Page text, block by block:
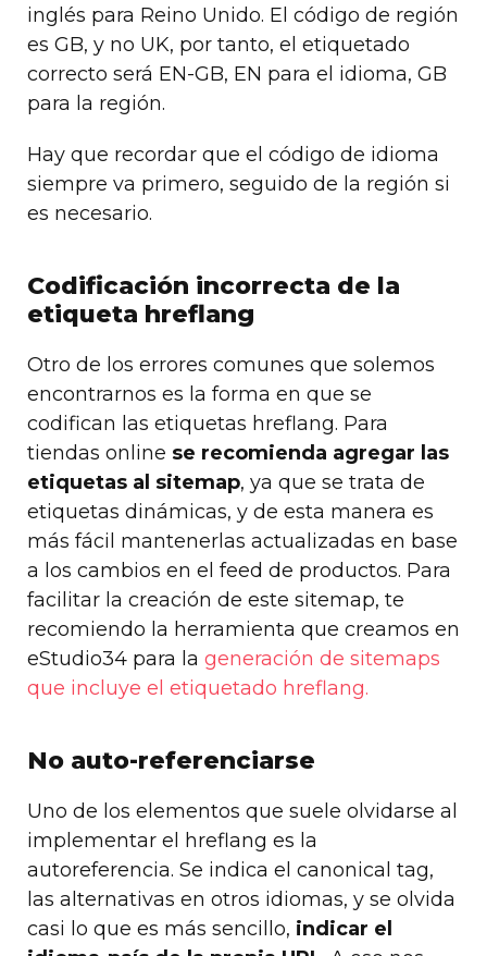
inglés para Reino Unido. El código de región
es GB, y no UK, por tanto, el etiquetado
correcto será EN-GB, EN para el idioma, GB
para la región.
Hay que recordar que el código de idioma
siempre va primero, seguido de la región si
es necesario.
Codificación incorrecta de la
etiqueta hreflang
Otro de los errores comunes que solemos
encontrarnos es la forma en que se
codifican las etiquetas hreflang. Para
tiendas online se recomienda agregar las
etiquetas al sitemap, ya que se trata de
etiquetas dinámicas, y de esta manera es
más fácil mantenerlas actualizadas en base
a los cambios en el feed de productos. Para
facilitar la creación de este sitemap, te
recomiendo la herramienta que creamos en
eStudio34 para la generación de sitemaps
que incluye el etiquetado hreflang.
No auto-referenciarse
Uno de los elementos que suele olvidarse al
implementar el hreflang es la
autoreferencia. Se indica el canonical tag,
las alternativas en otros idiomas, y se olvida
casi lo que es más sencillo, indicar el